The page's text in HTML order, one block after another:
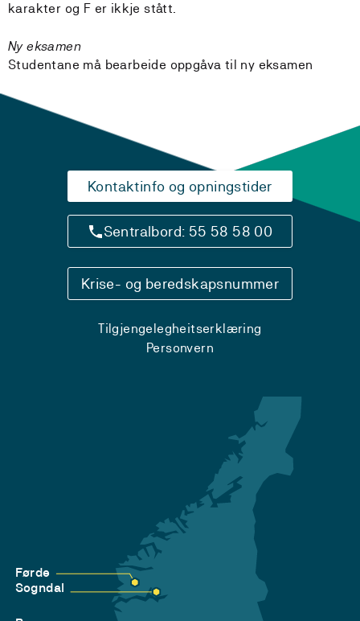
karakter og F er ikkje stått.
Ny eksamen
Studentane må bearbeide oppgåva til ny eksamen
Kontaktinfo og opningstider
Sentralbord: 55 58 58 00
Krise- og beredskapsnummer
Tilgjengelegheitserklæring
Personvern
Førde
Sogndal